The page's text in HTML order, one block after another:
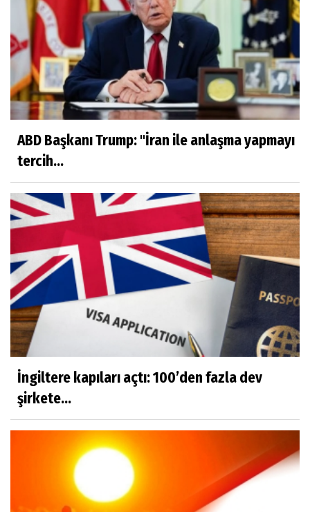
Trendyol 1. Lig'de yeni sezon başlıyor
ABD Başkanı Trump: "İran ile anlaşma yapmayı
tercih...
İngiltere kapıları açtı: 100’den fazla dev
şirkete...